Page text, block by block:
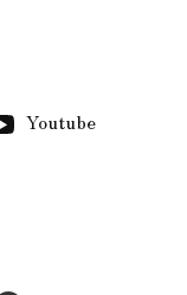
Youtube